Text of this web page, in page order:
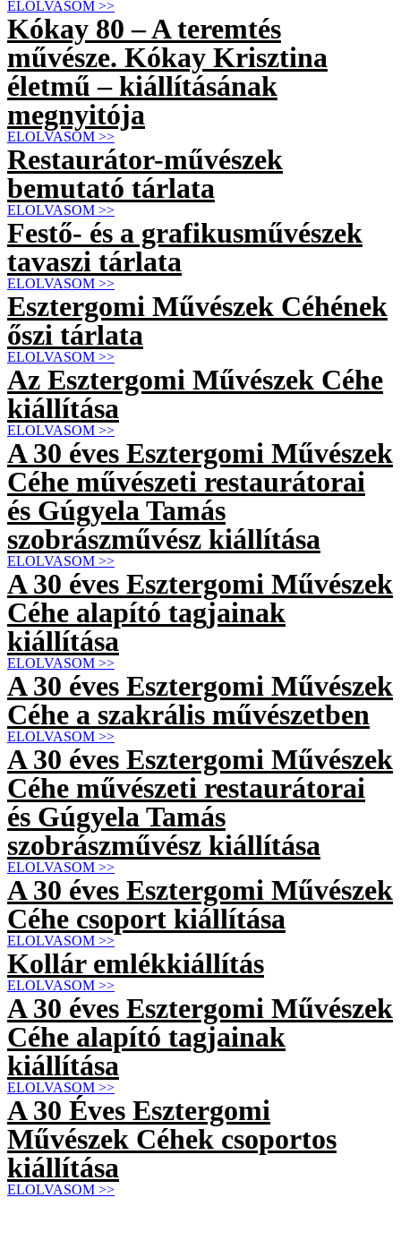
ELOLVASOM >>
Kókay 80 – A teremtés
művésze. Kókay Krisztina
életmű – kiállításának
megnyitója
ELOLVASOM >>
Restaurátor-művészek
bemutató tárlata
ELOLVASOM >>
Festő- és a grafikusművészek
tavaszi tárlata
ELOLVASOM >>
Esztergomi Művészek Céhének
őszi tárlata
ELOLVASOM >>
Az Esztergomi Művészek Céhe
kiállítása
ELOLVASOM >>
A 30 éves Esztergomi Művészek
Céhe művészeti restaurátorai
és Gúgyela Tamás
szobrászművész kiállítása
ELOLVASOM >>
A 30 éves Esztergomi Művészek
Céhe alapító tagjainak
kiállítása
ELOLVASOM >>
A 30 éves Esztergomi Művészek
Céhe a szakrális művészetben
ELOLVASOM >>
A 30 éves Esztergomi Művészek
Céhe művészeti restaurátorai
és Gúgyela Tamás
szobrászművész kiállítása
ELOLVASOM >>
A 30 éves Esztergomi Művészek
Céhe csoport kiállítása
ELOLVASOM >>
Kollár emlékkiállítás
ELOLVASOM >>
A 30 éves Esztergomi Művészek
Céhe alapító tagjainak
kiállítása
ELOLVASOM >>
A 30 Éves Esztergomi
Művészek Céhek csoportos
kiállítása
ELOLVASOM >>